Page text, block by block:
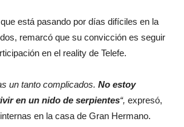
está pasando por días difíciles en la
remarcó que su convicción es seguir
en el reality de Telefe.
un tanto complicados. No estoy
en un nido de serpientes“, expresó,
en la casa de Gran Hermano.